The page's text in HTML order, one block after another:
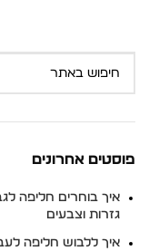
פוסטים אחרונים
איך בוחרים חליפה
גזרות וצבעים
איך ללבוש חליפה